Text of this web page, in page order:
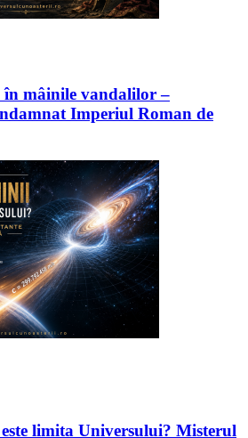
în mâinile vandalilor –
Imperiul Roman de
limita Universului? Misterul